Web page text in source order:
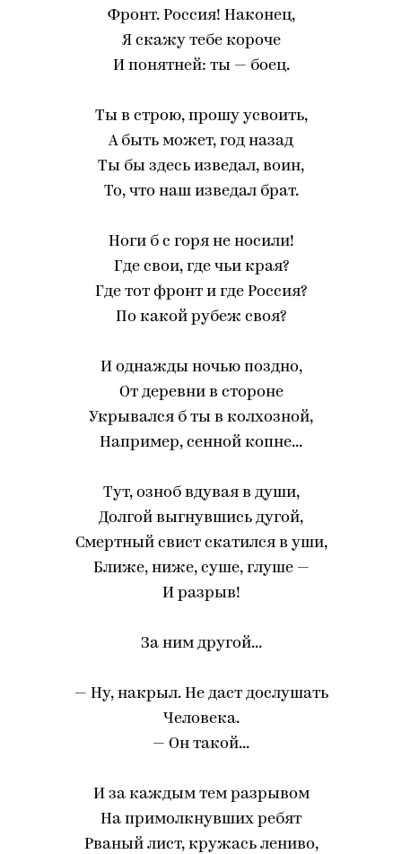
Фронт. Россия! Наконец,
Я скажу тебе короче
И понятней: ты — боец.
Ты в строю, прошу усвоить,
А быть может, год назад
Ты бы здесь изведал, воин,
То, что наш изведал брат.
Ноги б с горя не носили!
Где свои, где чьи края?
Где тот фронт и где Россия?
По какой рубеж своя?
И однажды ночью поздно,
От деревни в стороне
Укрывался б ты в колхозной,
Например, сенной копне...
Тут, озноб вдувая в души,
Долгой выгнувшись дугой,
Смертный свист скатился в уши,
Ближе, ниже, суше, глуше —
И разрыв!
За ним другой...
— Ну, накрыл. Не даст дослушать
Человека.
— Он такой...
И за каждым тем разрывом
На примолкнувших ребят
Рваный лист, кружась лениво,